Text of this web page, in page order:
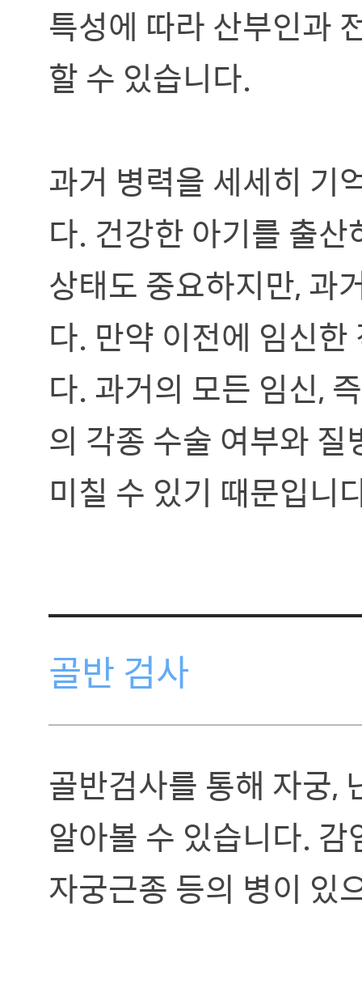
특성에 따라 산부인과
할 수 있습니다.
과거 병력을 세세히 기
다. 건강한 아기를 출
상태도 중요하지만, 과
다. 만약 이전에 임신
다. 과거의 모든 임신,
의 각종 수술 여부와
미칠 수 있기 때문입니
골반 검사
골반검사를 통해 자궁,
알아볼 수 있습니다.
자궁근종 등의 병이 있